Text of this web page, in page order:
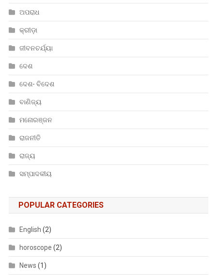
ଅପରାଧ
କ୍ରୀଡ଼ା
ଜୀବନଚର୍ଯ୍ୟା
ଦେଶ
ଦେଶ- ବିଦେଶ
ବାଣିଜ୍ୟ
ମନୋରଞ୍ଜନ
ରାଜନୀତି
ରାଜ୍ୟ
ସମ୍ପାଦକୀୟ
POPULAR CATEGORIES
English (2)
horoscope (2)
News (1)